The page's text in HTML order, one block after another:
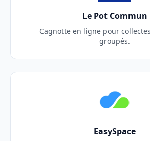
Le Pot Commun
Cagnotte en ligne pour
groupés.
EasySpace